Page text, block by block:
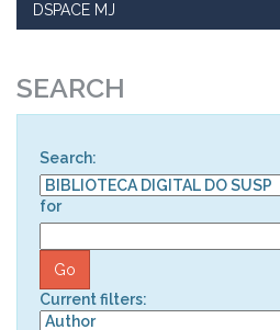
DSPACE MJ
SEARCH
Search:
for
Current filters: